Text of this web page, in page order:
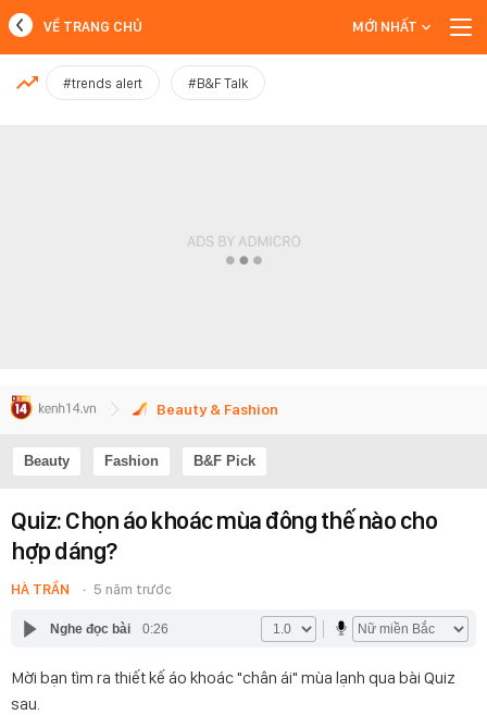
MỚI NHẤT
VỀ TRANG CHỦ MỚI NHẤT
#trends alert #B&F Talk
Beauty & Fashion
Beauty Fashion B&F Pick
Quiz: Chọn áo khoác mùa đông thế nào cho
hợp dáng?
HÀ TRẦN 5 năm trước
Nghe đọc bài 0:26
Mời bạn tìm ra thiết kế áo khoác "chân ái" mùa lạnh qua bài Quiz
sau.